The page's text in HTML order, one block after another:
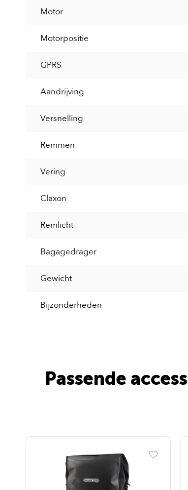
Motor
Motorpositie
GPRS
Aandrijving
Versnelling
Remmen
Vering
Claxon
Remlicht
Bagagedrager
Gewicht
Bijzonderheden
Passende